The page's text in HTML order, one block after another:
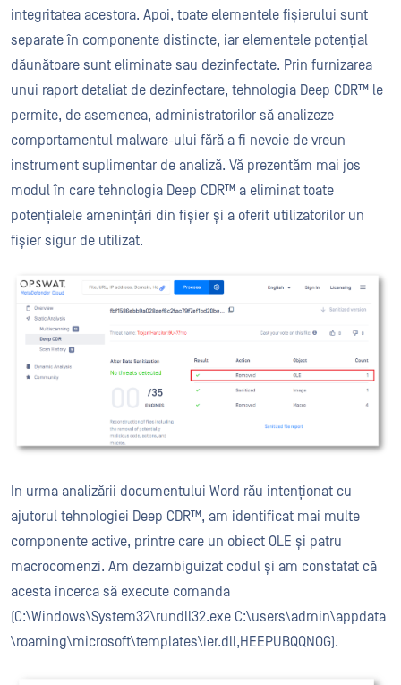
integritatea acestora. Apoi, toate elementele fișierului sunt
separate în componente distincte, iar elementele potențial
dăunătoare sunt eliminate sau dezinfectate. Prin furnizarea
unui raport detaliat de dezinfectare, tehnologia Deep CDR™ le
permite, de asemenea, administratorilor să analizeze
comportamentul malware-ului fără a fi nevoie de vreun
instrument suplimentar de analiză. Vă prezentăm mai jos
modul în care tehnologia Deep CDR™ a eliminat toate
potențialele amenințări din fișier și a oferit utilizatorilor un
fișier sigur de utilizat.
În urma analizării documentului Word rău intenționat cu
ajutorul tehnologiei Deep CDR™, am identificat mai multe
componente active, printre care un obiect OLE și patru
macrocomenzi. Am dezambiguizat codul și am constatat că
acesta încerca să execute comanda
(C:\Windows\System32\rundll32.exe C:\users\admin\appdata
\roaming\microsoft\templates\ier.dll,HEEPUBQQNOG).